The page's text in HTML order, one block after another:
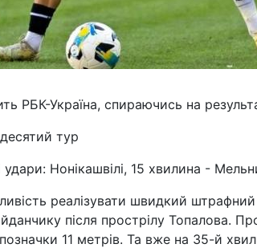
РБК-Україна, спираючись на
тур
удари: Нонікашвілі, 15 хвилина -
реалізувати швидкий
після прострілу Топалова.
позначки 11 метрів. Та вже на 35-й